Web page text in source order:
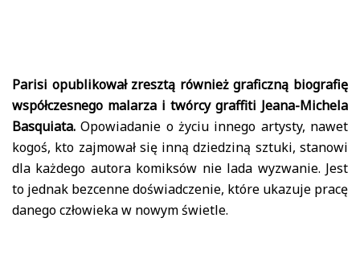
Parisi opublikował zresztą również graficzną biografię
współczesnego malarza i twórcy graffiti Jeana-Michela
Basquiata. Opowiadanie o życiu innego artysty, nawet
kogoś, kto zajmował się inną dziedziną sztuki, stanowi
dla każdego autora komiksów nie lada wyzwanie. Jest
to jednak bezcenne doświadczenie, które ukazuje pracę
danego człowieka w nowym świetle.